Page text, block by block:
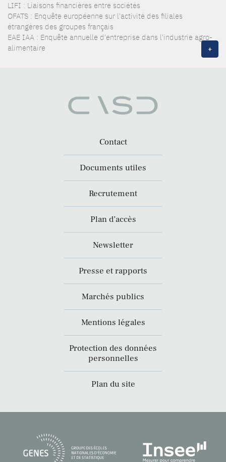
LIFI : Liaisons financières entre sociétés
OFATS : Enquête européenne sur l'activité des filiales
étrangères des groupes français
EAE IAA : Enquête annuelle d'entreprise dans l'industrie agro-
alimentaire
+
Contact
Documents utiles
Recrutement
Plan d’accès
Newsletter
Presse et rapports
Marchés publics
Mentions légales
Protection des données
personnelles
Plan du site